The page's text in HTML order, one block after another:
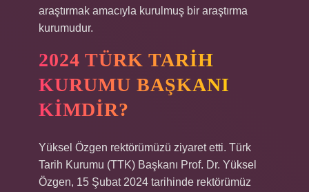
araştırmak amacıyla kurulmuş bir araştırma
kurumudur.
2024 TÜRK TARIH
KURUMU BAŞKANI
KIMDIR?
Yüksel Özgen rektörümüzü ziyaret etti. Türk
Tarih Kurumu (TTK) Başkanı Prof. Dr. Yüksel
Özgen, 15 Şubat 2024 tarihinde rektörümüz